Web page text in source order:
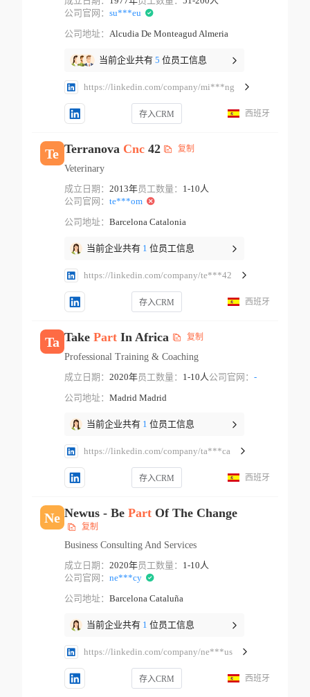
公司官网： su***eu
公司地址： Alcudia De Monteagud Almeria
当前企业共有 5 位员工信息
https://linkedin.com/company/mi***ng
存入CRM 西班牙
Te Terranova Cnc42 复制
Veterinary
成立日期： 2013年员工数量： 1-10人
公司官网： te***om
公司地址： Barcelona Catalonia
当前企业共有 1 位员工信息
https://linkedin.com/company/te***42
存入CRM 西班牙
Ta Take PartIn Africa 复制
Professional Training & Coaching
成立日期： 2020年员工数量： 1-10人公司官网： -
公司地址： Madrid Madrid
当前企业共有 1 位员工信息
https://linkedin.com/company/ta***ca
存入CRM 西班牙
Ne Newus - Be PartOf The Change
复制
Business Consulting And Services
成立日期： 2020年员工数量： 1-10人
公司官网： ne***cy
公司地址： Barcelona Cataluña
当前企业共有 1 位员工信息
https://linkedin.com/company/ne***us
存入CRM 西班牙